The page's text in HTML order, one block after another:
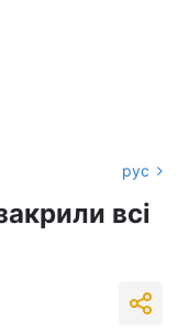
рус
всі